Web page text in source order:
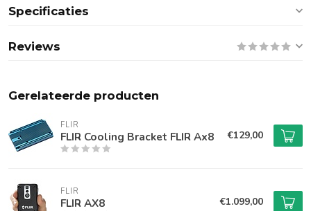
Specificaties
Reviews
Gerelateerde producten
FLIR
FLIR Cooling Bracket FLIR Ax8 €129,00
FLIR
FLIR AX8 €1.099,00